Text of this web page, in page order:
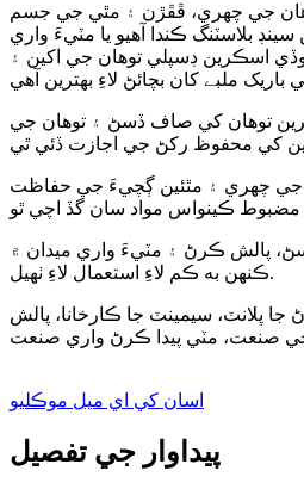
جي چهري، ڦڦڙن ۽ مٿي جي جسم
بلاسٽنگ ڪندا آهيو يا مٽيءَ واري
اسڪرين ڊسپلي توهان جي اکين ۽
توهان کي صاف ڏسڻ ۽ توهان جي
جي چهري ۽ مٿئين ڳچيءَ جي حفاظت
پالش ڪرڻ ۽ مٽيءَ واري ميدان ۾
ڪنهن به ڪم لاءِ استعمال لاءِ ٺهيل.
پلانٽ، سيمينٽ جا ڪارخانا، پالش
اسان کي اي ميل موڪليو
پيداوار جي تفصيل